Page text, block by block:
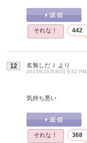
それな！ 442
12 名無しだＪ より
2015年10月30日 6:52 PM
気持ち悪い
それな！ 368